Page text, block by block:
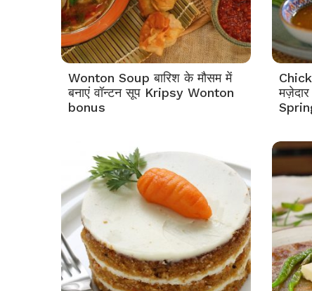
Wonton Soup बारिश के मौसम में
बनाएं वॉन्टन सूप Kripsy Wonton
bonus